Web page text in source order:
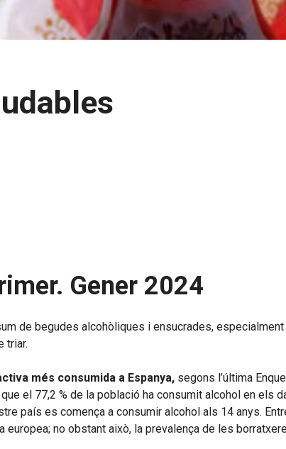
Gener 2024
de begudes alcohòliques i ensucrades,
triar.
més consumida a Espanya, segons l’última
el 77,2 % de la població ha consumit alcohol en els
país es comença a consumir alcohol als 14 anys.
europea; no obstant això, la prevalença de les